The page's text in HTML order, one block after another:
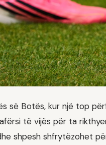
së Botës, kur një top
të vijës për ta
shpesh shfrytëzohet